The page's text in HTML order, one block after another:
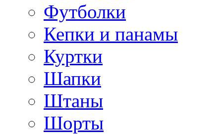
Футболки
Кепки и панамы
Куртки
Шапки
Штаны
Шорты